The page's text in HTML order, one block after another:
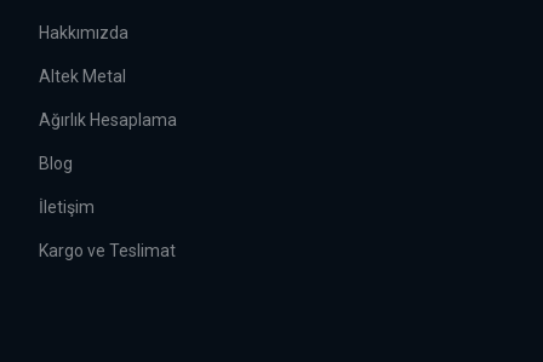
Hakkımızda
Altek Metal
Ağırlık Hesaplama
Blog
İletişim
Kargo ve Teslimat